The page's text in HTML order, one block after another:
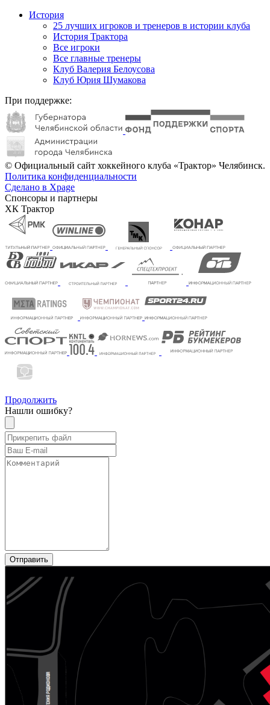
История
25 лучших игроков и тренеров в истории клуба
История Трактора
Все игроки
Все главные тренеры
Клуб Валерия Белоусова
Клуб Юрия Шумакова
При поддержке:
© Официальный сайт хоккейного клуба «Трактор» Челябинск.
Политика конфиденциальности
Сделано в Xpage
Спонсоры и партнеры
ХК Трактор
Продолжить
Нашли ошибку?